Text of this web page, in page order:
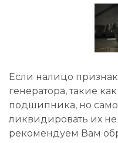
Если налицо
генератора, такие
подшипника, но
ликвидировать их не
рекомендуем Вам